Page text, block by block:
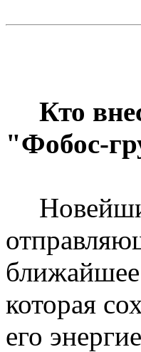
Кто
"Фобос-
ближайшее
которая
его